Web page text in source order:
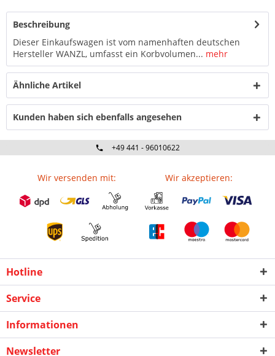
Beschreibung
Dieser Einkaufswagen ist vom namenhaften deutschen
Hersteller WANZL, umfasst ein Korbvolumen... mehr
Ähnliche Artikel
Kunden haben sich ebenfalls angesehen
+49 441 - 96010622
Wir versenden mit: Wir akzeptieren:
Hotline
Service
Informationen
Newsletter